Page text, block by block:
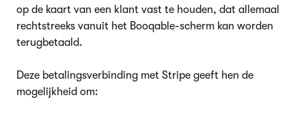
op de kaart van een klant vast te houden, dat allemaal
rechtstreeks vanuit het Booqable-scherm kan worden
terugbetaald.
Deze betalingsverbinding met Stripe geeft hen de
mogelijkheid om: